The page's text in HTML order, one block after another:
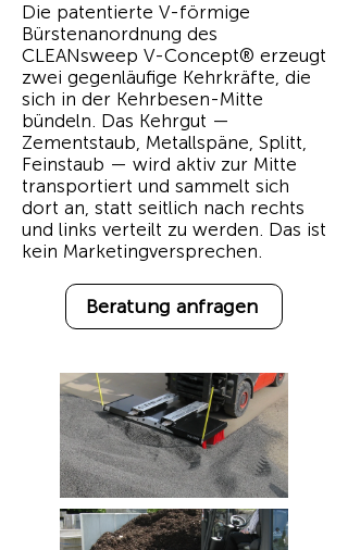
Die patentierte V-förmige
Bürstenanordnung des
CLEANsweep V-Concept® erzeugt
zwei gegenläufige Kehrkräfte, die
sich in der Kehrbesen-Mitte
bündeln. Das Kehrgut —
Zementstaub, Metallspäne, Splitt,
Feinstaub — wird aktiv zur Mitte
transportiert und sammelt sich
dort an, statt seitlich nach rechts
und links verteilt zu werden. Das ist
kein Marketingversprechen.
Beratung anfragen